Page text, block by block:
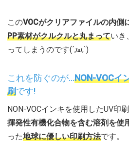
このVOCがクリアファイルの内側
PP素材がクルクルと丸まっていき
ってしまうのです(´;ω;`)
これを防ぐのが…NON-VOCイ
刷です!
NON-VOCインキを使用したUV印刷
揮発性有機化合物を含む溶剤を使
った地球に優しい印刷方法です。